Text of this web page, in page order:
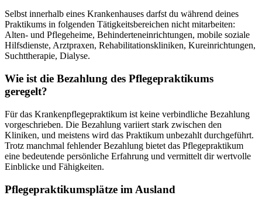
Selbst innerhalb eines Krankenhauses darfst du während deines
Praktikums in folgenden Tätigkeitsbereichen nicht mitarbeiten:
Alten- und Pflegeheime, Behinderteneinrichtungen, mobile soziale
Hilfsdienste, Arztpraxen, Rehabilitationskliniken, Kureinrichtungen,
Suchttherapie, Dialyse.
Wie ist die Bezahlung des Pflegepraktikums
geregelt?
Für das Krankenpflegepraktikum ist keine verbindliche Bezahlung
vorgeschrieben. Die Bezahlung variiert stark zwischen den
Kliniken, und meistens wird das Praktikum unbezahlt durchgeführt.
Trotz manchmal fehlender Bezahlung bietet das Pflegepraktikum
eine bedeutende persönliche Erfahrung und vermittelt dir wertvolle
Einblicke und Fähigkeiten.
Pflegepraktikumsplätze im Ausland